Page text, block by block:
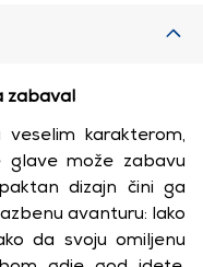
zabava!
karakterom,
glave može zabavu
dizajn čini ga
avanturu: lako
da svoju omiljenu